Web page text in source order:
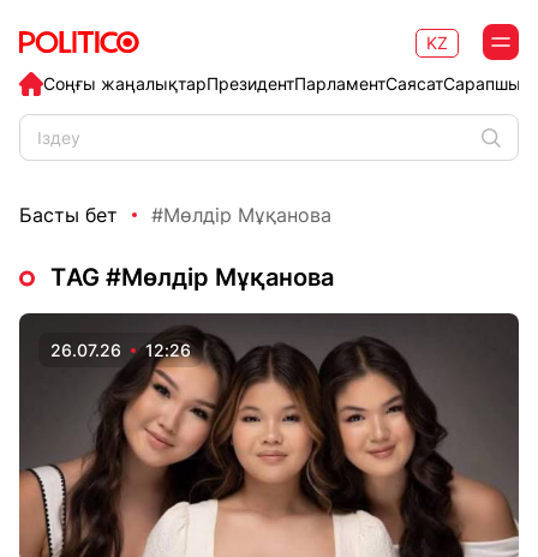
Соңғы жаңалықтарПрезидентПарламентСаясат
KZ
Басты бет #Мөлдір Мұқанова
ТAG #Мөлдір Мұқанова
26.07.26 12:26